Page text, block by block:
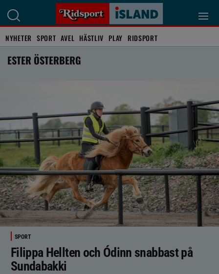
NYHETER SPORT AVEL HÄSTLIV PLAY RIDSPORT
ESTER ÖSTERBERG
SPORT
Filippa Hellten och Ódinn snabbast på
Sundabakki